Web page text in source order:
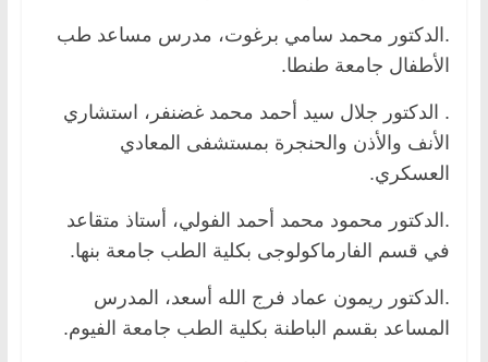
.الدكتور محمد سامي برغوت، مدرس مساعد طب
الأطفال جامعة طنطا.
. الدكتور جلال سيد أحمد محمد غضنفر، استشاري
الأنف والأذن والحنجرة بمستشفى المعادي
العسكري.
.الدكتور محمود محمد أحمد الفولي، أستاذ متقاعد
في قسم الفارماكولوجى بكلية الطب جامعة بنها.
.الدكتور ريمون عماد فرج الله أسعد، المدرس
المساعد بقسم الباطنة بكلية الطب جامعة الفيوم.